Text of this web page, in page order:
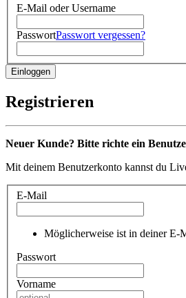
E-Mail oder Username
PasswortPasswort vergessen?
Registrieren
Neuer Kunde? Bitte richte ein
Mit deinem Benutzerkonto kannst du
E-Mail
Möglicherweise ist in deiner E-
Passwort
Vorname